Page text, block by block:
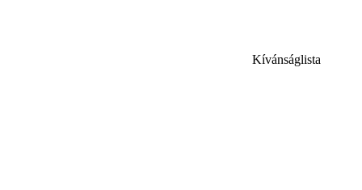
Kívánságlista